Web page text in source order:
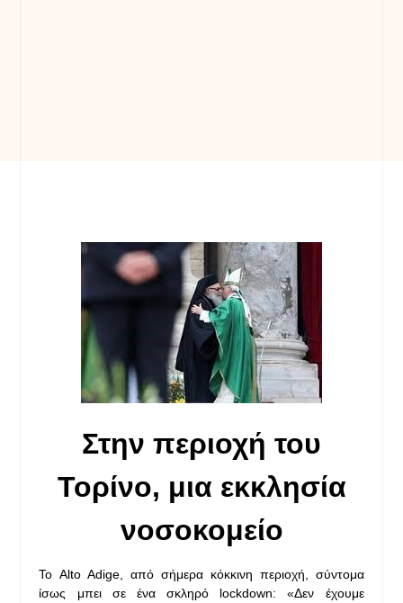
Στην περιοχή του
Τορίνο, μια εκκλησία
νοσοκομείο
Το Alto Adige, από σήμερα κόκκινη περιοχή, σύντομα
ίσως μπει σε ένα σκληρό lockdown: «Δεν έχουμε